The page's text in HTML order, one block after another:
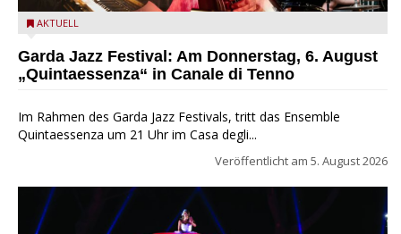
Das Ensemble Quintaessenza zu Gast beim Garda Jazz
AKTUELL
Garda Jazz Festival: Am Donnerstag, 6. August
„Quintaessenza“ in Canale di Tenno
Im Rahmen des Garda Jazz Festivals, tritt das Ensemble
Quintaessenza um 21 Uhr im Casa degli...
Veröffentlicht am 5. August 2026